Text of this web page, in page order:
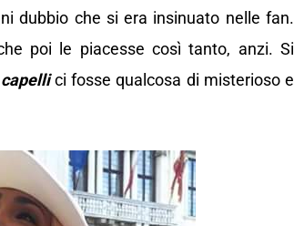
dubbio che si era insinuato nelle fan.
poi le piacesse così tanto, anzi. Si
capellici fosse qualcosa di misterioso e